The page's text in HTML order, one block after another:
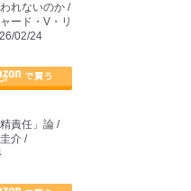
れないのか /
ード・V・リ
02/24
責任」論 /
介 /